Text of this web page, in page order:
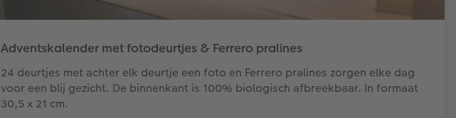
Adventskalender met fotodeurtjes & Ferrero pralines
24 deurtjes met achter elk deurtje een foto en Ferrero pralines zorgen elke dag
voor een blij gezicht. De binnenkant is 100% biologisch afbreekbaar. In formaat
30,5 x 21 cm.